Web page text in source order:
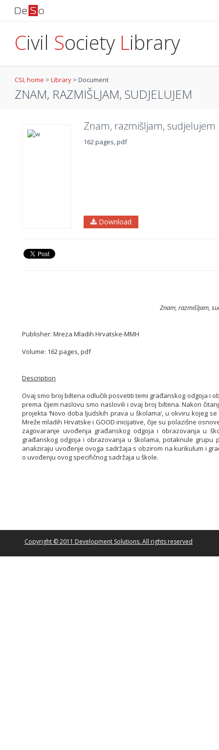
Civil Society Library
CSL home > Library > Document
ZNAM, RAZMIŠLJAM, SUDJELUJEM
Znam, razmišljam, sudjelujem
162 pages, pdf
Download
Znam, razmišljam,
Publisher: Mreza Mladih Hrvatske-MMH
Volume: 162 pages, pdf
Description
Ovaj smo broj biltena odlučili posvetiti temi građanskog odgoja i
prema čijem naslovu smo naslovili i ovaj broj biltena. Nakon
projekta ‘Novo doba ljudskih prava u školama’, u okviru kojeg
Mreže mladih Hrvatske i GOOD inicijative, čije su polazišne
zagovaranje uvođenja građanskog odgoja i obrazovanja u
građanskog odgoja i obrazovanja u školama, potaknule
analiziraju uvođenje ovoga sadržaja s obzirom na kurikulum i
o uvođenju ovog specifičnog sadržaja u škole.
Copyright © 2011 Development Solutions. All rights reserved